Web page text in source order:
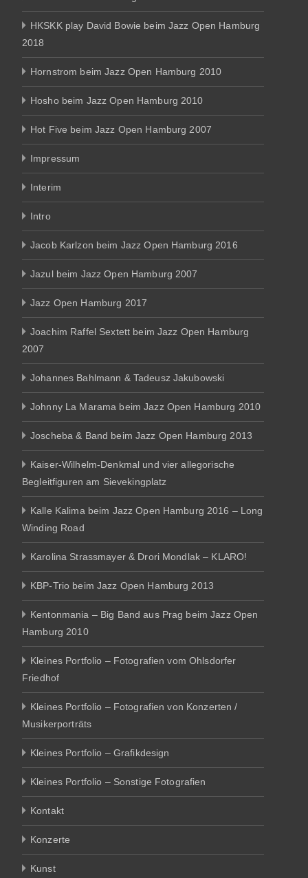
HKSKK play David Bowie beim Jazz Open Hamburg
2018
Hornstrom beim Jazz Open Hamburg 2010
Hosho beim Jazz Open Hamburg 2010
Hot Five beim Jazz Open Hamburg 2007
Impressum
Interim
Intro
Jacob Karlzon beim Jazz Open Hamburg 2016
Jazul beim Jazz Open Hamburg 2007
Jazz Open Hamburg 2017
Joachim Raffel Sextett beim Jazz Open Hamburg
2007
Johannes Bahlmann & Tadeusz Jakubowski
Johnny La Marama beim Jazz Open Hamburg 2010
Joscheba & Band beim Jazz Open Hamburg 2013
Kaiser-Wilhelm-Denkmal und vier allegorische
Begleitfiguren am Sievekingplatz
Kalle Kalima beim Jazz Open Hamburg 2016 – Long
Winding Road
Karolina Strassmayer & Drori Mondlak – KLARO!
KBP-Trio beim Jazz Open Hamburg 2013
Kentonmania – Big Band aus Prag beim Jazz Open
Hamburg 2010
Kleines Portfolio – Fotografien vom Ohlsdorfer
Friedhof
Kleines Portfolio – Fotografien von Konzerten /
Musikerporträts
Kleines Portfolio – Grafikdesign
Kleines Portfolio – Sonstige Fotografien
Kontakt
Konzerte
Kunst